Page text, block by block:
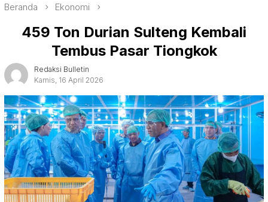
Beranda Ekonomi
459 Ton Durian Sulteng Kembali
Tembus Pasar Tiongkok
Redaksi Bulletin
Kamis, 16 April 2026